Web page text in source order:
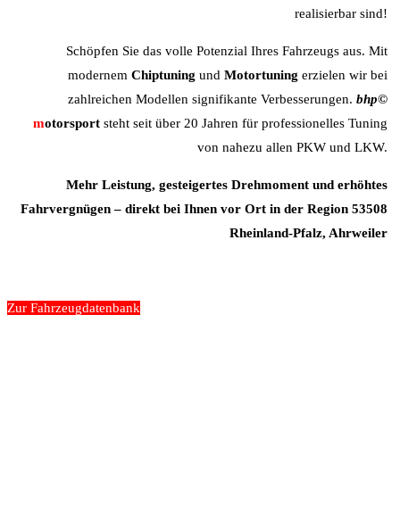
realisierbar sind!
Schöpfen Sie das volle Potenzial Ihres Fahrzeugs aus. Mit
modernem Chiptuning und Motortuning erzielen wir bei
zahlreichen Modellen signifikante Verbesserungen. bhp©
motorsport steht seit über 20 Jahren für professionelles Tuning
von nahezu allen PKW und LKW.
Mehr Leistung, gesteigertes Drehmoment und erhöhtes
Fahrvergnügen – direkt bei Ihnen vor Ort in der Region 53508
Rheinland-Pfalz, Ahrweiler
Zur Fahrzeugdatenbank